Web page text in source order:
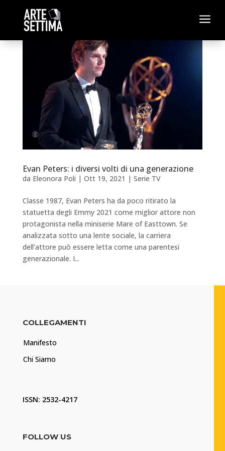
a
Evan Peters: i diversi volti di una generazione
da Eleonora Poli | Ott 19, 2021 | Serie TV
Classe 1987, Evan Peters ha da poco ritirato la
statuetta degli Emmy 2021 come miglior attore non
protagonista nella miniserie Mare of Easttown. Se
analizzata sotto una lente sociale, la carriera
dell’attore può essere letta come una parentesi
generazionale. I...
COLLEGAMENTI
Manifesto
Chi Siamo
ISSN: 2532-4217
FOLLOW US